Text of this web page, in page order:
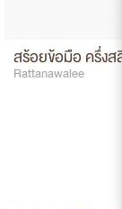
สร้อยข้อมือ ครึ่งส
Rattanawalee